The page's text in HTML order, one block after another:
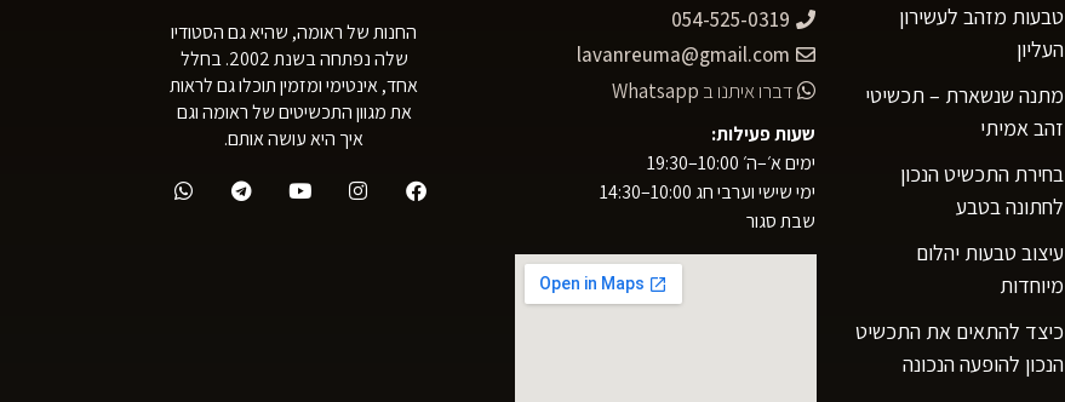
טבעות מזהב לעשירון
העליון
מתנה שנשארת – תכשיטי
זהב אמיתי
בחירת התכשיט הנכון
לחתונה בטבע
עיצוב טבעות יהלום
מיוחדות
כיצד להתאים את התכשיט
הנכון להופעה הנכונה
054-525-0319
lavanreuma@gmail.com
דברו איתנו ב Whatsapp
שעות פעילות:
ימים א׳–ה׳ 10:00–19:30
ימי שישי וערבי חג 10:00–14:30
שבת סגור
החנות של ראומה, שהיא גם הסטודיו
שלה נפתחה בשנת 2002. בחלל
אחד, אינטימי ומזמין תוכלו גם לראות
את מגוון התכשיטים של ראומה וגם
איך היא עושה אותם.